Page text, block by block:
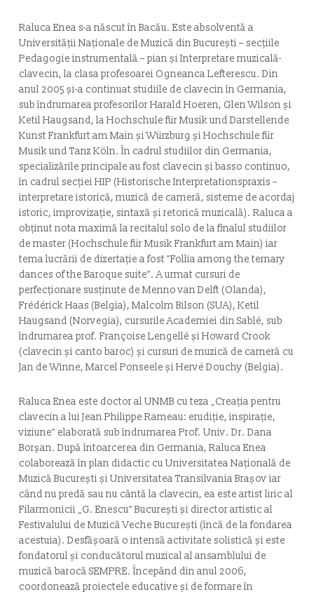
Raluca Enea s-a născut în Bacău. Este absolventă a
Universităţii Naţionale de Muzică din Bucureşti – secțiile
Pedagogie instrumentală – pian și Interpretare muzicală-
clavecin, la clasa profesoarei Ogneanca Lefterescu. Din
anul 2005 și-a continuat studiile de clavecin în Germania,
sub îndrumarea profesorilor Harald Hoeren, Glen Wilson şi
Ketil Haugsand, la Hochschule für Musik und Darstellende
Kunst Frankfurt am Main și Würzburg şi Hochschule für
Musik und Tanz Köln. În cadrul studiilor din Germania,
specializările principale au fost clavecin și basso continuo,
în cadrul secției HIP (Historische Interpretationspraxis –
interpretare istorică, muzică de cameră, sisteme de acordaj
istoric, improvizație, sintaxă și retorică muzicală). Raluca a
obținut nota maximă la recitalul solo de la finalul studiilor
de master (Hochschule für Musik Frankfurt am Main) iar
tema lucrării de dizertație a fost ”Follia among the ternary
dances of the Baroque suite”. A urmat cursuri de
perfecţionare susţinute de Menno van Delft (Olanda),
Frédérick Haas (Belgia), Malcolm Bilson (SUA), Ketil
Haugsand (Norvegia), cursurile Academiei din Sablé, sub
îndrumarea prof. Françoise Lengellé şi Howard Crook
(clavecin şi canto baroc) și cursuri de muzică de cameră cu
Jan de Winne, Marcel Ponseele și Hervé Douchy (Belgia).
Raluca Enea este doctor al UNMB cu teza „Creația pentru
clavecin a lui Jean Philippe Rameau: erudiție, inspirație,
viziune” elaborată sub îndrumarea Prof. Univ. Dr. Dana
Borșan. După întoarcerea din Germania, Raluca Enea
colaborează în plan didactic cu Universitatea Națională de
Muzică București și Universitatea Transilvania Brașov iar
când nu predă sau nu cântă la clavecin, ea este artist liric al
Filarmonicii „G. Enescu” Bucureşti și director artistic al
Festivalului de Muzică Veche București (încă de la fondarea
acestuia). Desfășoară o intensă activitate solistică și este
fondatorul și conducătorul muzical al ansamblului de
muzică barocă SEMPRE. Începând din anul 2006,
coordonează proiectele educative și de formare în